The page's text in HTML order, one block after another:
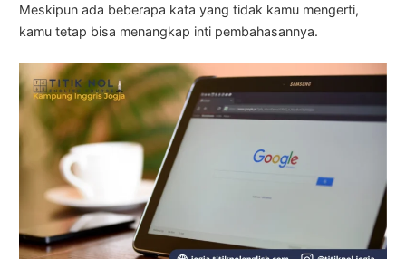
Meskipun ada beberapa kata yang tidak kamu mengerti,
kamu tetap bisa menangkap inti pembahasannya.